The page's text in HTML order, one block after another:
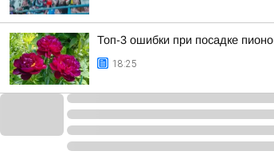
Топ-3 ошибки при посадке
18:25